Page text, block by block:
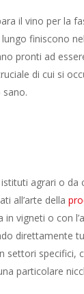
il vino per la
finiscono
pronti ad
di cui si
agrari o da
all’arte della
vigneti o con
direttamente
settori specifici,
particolare